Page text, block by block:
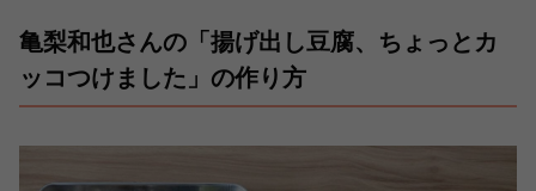
亀梨和也さんの「揚げ出し豆腐、ちょっとカ
ッコつけました」の作り方